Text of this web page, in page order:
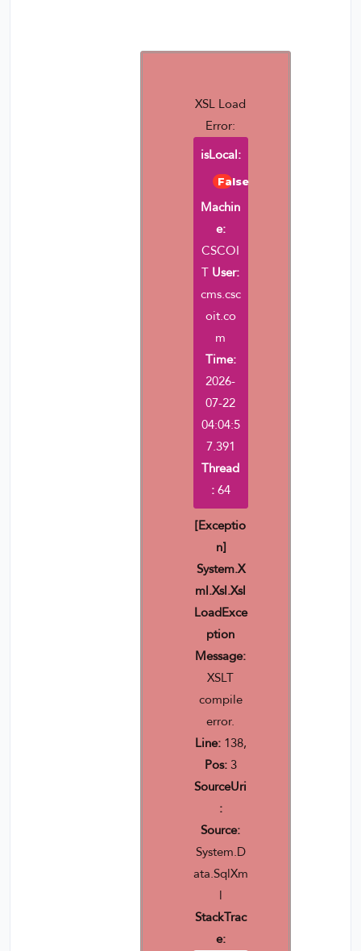
XSL Load
Error:
isLocal:
False
Machin
e:
CSCOI
TUser:
cms.csc
oit.co
m
Time:
2026-
07-22
04:04:5
7.391
Thread
:64
[Exceptio
n]
System.X
ml.Xsl.Xsl
LoadExce
ption
Message:
XSLT
compile
error.
Line:138,
Pos:3
SourceUri
:
Source:
System.D
ata.SqlXm
l
StackTrac
e: